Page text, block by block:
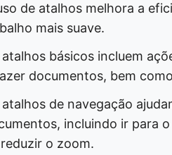
de atalhos melhora a
mais suave.
atalhos básicos incluem
documentos, bem
atalhos de navegação
incluindo ir para
o zoom.